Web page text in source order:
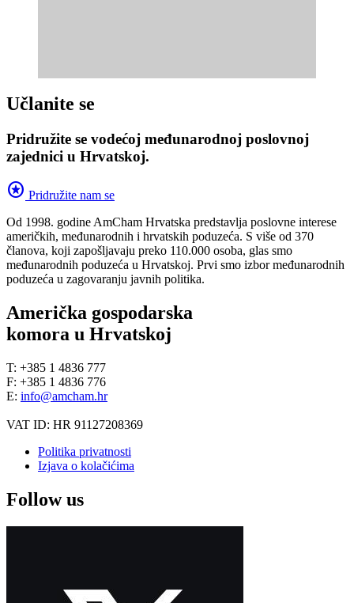
Učlanite se
Pridružite se vodećoj međunarodnoj poslovnoj
zajednici u Hrvatskoj.
stars Pridružite nam se
Od 1998. godine AmCham Hrvatska predstavlja poslovne interese
američkih, međunarodnih i hrvatskih poduzeća. S više od 370
članova, koji zapošljavaju preko 110.000 osoba, glas smo
međunarodnih poduzeća u Hrvatskoj. Prvi smo izbor međunarodnih
poduzeća u zagovaranju javnih politika.
Američka gospodarska
komora u Hrvatskoj
T: +385 1 4836 777
F: +385 1 4836 776
E: info@amcham.hr
VAT ID: HR 91127208369
Politika privatnosti
Izjava o kolačićima
Follow us